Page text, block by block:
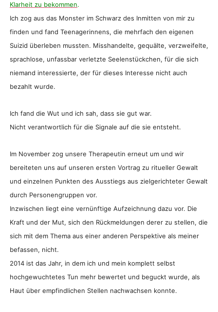
Klarheit zu bekommen.
Ich zog aus das Monster im Schwarz des Inmitten von mir zu
finden und fand Teenagerinnens, die mehrfach den eigenen
Suizid überleben mussten. Misshandelte, gequälte, verzweifelte,
sprachlose, unfassbar verletzte Seelenstückchen, für die sich
niemand interessierte, der für dieses Interesse nicht auch
bezahlt wurde.
Ich fand die Wut und ich sah, dass sie gut war.
Nicht verantwortlich für die Signale auf die sie entsteht.
Im November zog unsere Therapeutin erneut um und wir
bereiteten uns auf unseren ersten Vortrag zu ritueller Gewalt
und einzelnen Punkten des Ausstiegs aus zielgerichteter Gewalt
durch Personengruppen vor.
Inzwischen liegt eine vernünftige Aufzeichnung dazu vor. Die
Kraft und der Mut, sich den Rückmeldungen derer zu stellen, die
sich mit dem Thema aus einer anderen Perspektive als meiner
befassen, nicht.
2014 ist das Jahr, in dem ich und mein komplett selbst
hochgewuchtetes Tun mehr bewertet und beguckt wurde, als
Haut über empfindlichen Stellen nachwachsen konnte.